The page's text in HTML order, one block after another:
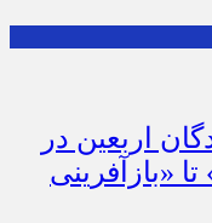
اربعین در
«بازآفرینی